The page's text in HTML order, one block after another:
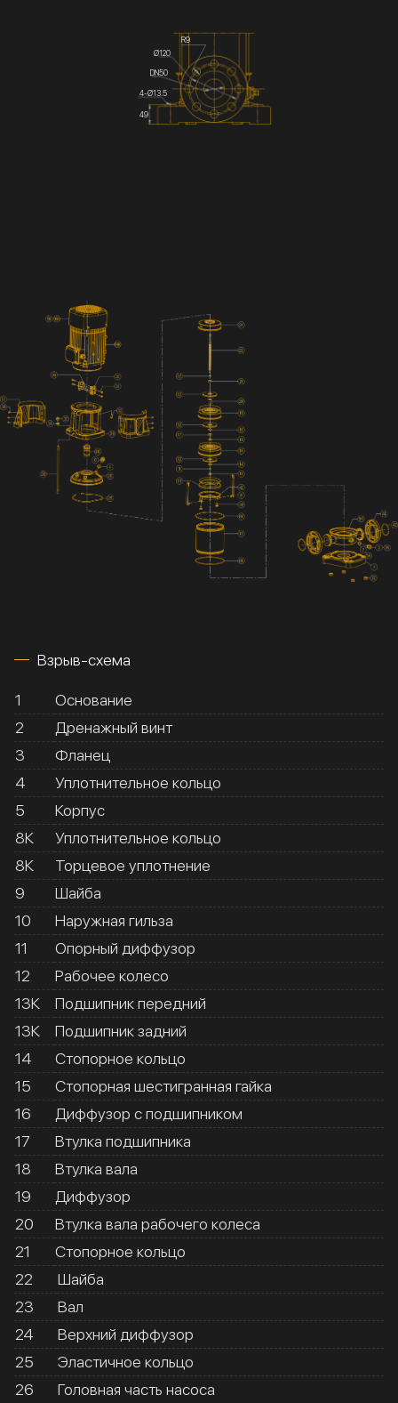
DN50
R9
Ø120
4-Ø13.5
49
Взрыв-схема
1
Основание
2
Дренажный винт
3
Фланец
4
Уплотнительное кольцо
5
Корпус
8К
Уплотнительное кольцо
8К
Торцевое уплотнение
9
Шайба
10
Наружная гильза
11
Опорный диффузор
12
Рабочее колесо
13К
Подшипник передний
13К
Подшипник задний
14
Стопорное кольцо
15
Стопорная шестигранная гайка
16
Диффузор с подшипником
17
Втулка подшипника
18
Втулка вала
19
Диффузор
20
Втулка вала рабочего колеса
21
Стопорное кольцо
22
Шайба
23
Вал
24
Верхний диффузор
25
Эластичное кольцо
26
Головная часть насоса